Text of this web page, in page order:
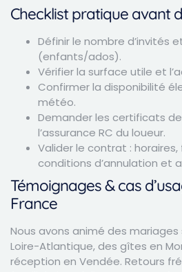
Checklist pratique avant
Définir le nombre d’invités
(enfants/ados).
Vérifier la surface utile et
Confirmer la disponibilité
météo.
Demander les certificats
l’assurance RC du loueur.
Valider le contrat : horaires,
conditions d’annulation et
Témoignages & cas
France
Nous avons animé des
Loire-Atlantique, des gîtes en
réception en Vendée. Retours